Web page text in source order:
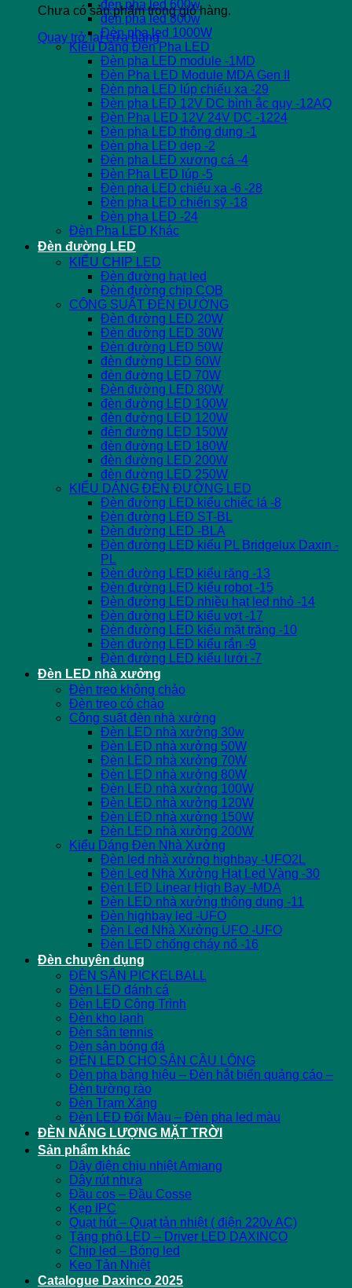
Chưa có sản phẩm trong giỏ hàng.
Quay trở lại cửa hàng
đèn pha led 600w
đèn pha led 800w
Đèn pha led 1000W
Kiểu Dáng Đèn Pha LED
Đèn pha LED module -1MD
Đèn Pha LED Module MDA Gen II
Đèn pha LED lúp chiếu xa -29
Đèn pha LED 12V DC bình ắc quy -12AQ
Đèn Pha LED 12V 24V DC -1224
Đèn pha LED thông dụng -1
Đèn pha LED dẹp -2
Đèn pha LED xương cá -4
Đèn Pha LED lúp -5
Đèn pha LED chiếu xa -6 -28
Đèn pha LED chiến sỹ -18
Đèn pha LED -24
Đèn Pha LED Khác
Đèn đường LED
KIỂU CHIP LED
Đèn đường hạt led
Đèn đường chip COB
CÔNG SUẤT ĐÈN ĐƯỜNG
Đèn đường LED 20W
Đèn đường LED 30W
Đèn đường LED 50W
đèn đường LED 60W
đèn đường LED 70W
Đèn đường LED 80W
đèn đường LED 100W
đèn đường LED 120W
đèn đường LED 150W
đèn đường LED 180W
đèn đường LED 200W
đèn đường LED 250W
KIỂU DÁNG ĐÈN ĐƯỜNG LED
Đèn đường LED kiểu chiếc lá -8
Đèn đường LED ST-BL
Đèn đường LED -BLA
Đèn đường LED kiểu PL Bridgelux Daxin -
PL
Đèn đường LED kiểu răng -13
Đèn đường LED kiểu robot -15
Đèn đường LED nhiều hạt led nhỏ -14
Đèn đường LED kiểu vợt -17
Đèn đường LED kiểu mặt trăng -10
Đèn đường LED kiểu rắn -9
Đèn đường LED kiểu lưới -7
Đèn LED nhà xưởng
Đèn treo không chảo
Đèn treo có chảo
Công suất đèn nhà xưởng
Đèn LED nhà xưởng 30w
Đèn LED nhà xưởng 50W
Đèn LED nhà xưởng 70W
Đèn LED nhà xưởng 80W
Đèn LED nhà xưởng 100W
Đèn LED nhà xưởng 120W
Đèn LED nhà xưởng 150W
Đèn LED nhà xưởng 200W
Kiểu Dáng Đèn Nhà Xưởng
Đèn led nhà xưởng highbay -UFO2L
Đèn Led Nhà Xưởng Hạt Led Vàng -30
Đèn LED Linear High Bay -MDA
Đèn LED nhà xưởng thông dụng -11
Đèn highbay led -UFO
Đèn Led Nhà Xưởng UFO -UFO
Đèn LED chống cháy nổ -16
Đèn chuyên dụng
ĐÈN SÂN PICKELBALL
Đèn LED đánh cá
Đèn LED Công Trình
Đèn kho lạnh
Đèn sân tennis
Đèn sân bóng đá
ĐÈN LED CHO SÂN CẦU LÔNG
Đèn pha bảng hiệu – Đèn hắt biển quảng cáo –
Đèn tường rào
Đèn Trạm Xăng
Đèn LED Đổi Màu – Đèn pha led màu
ĐÈN NĂNG LƯỢNG MẶT TRỜI
Sản phẩm khác
Dây điện chịu nhiệt Amiang
Dây rút nhựa
Đầu cos – Đầu Cosse
Kẹp IPC
Quạt hút – Quạt tản nhiệt ( điện 220v AC)
Tăng phô LED – Driver LED DAXINCO
Chip led – Bóng led
Keo Tản Nhiệt
Catalogue Daxinco 2025